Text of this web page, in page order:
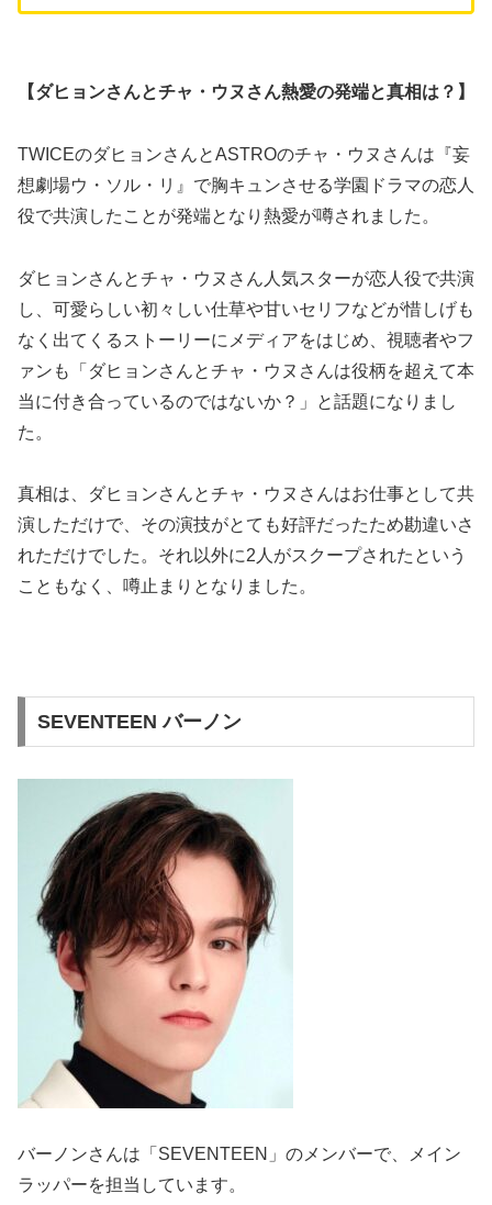
【ダヒョンさんとチャ・ウヌさん熱愛の発端と真相は？】
TWICEのダヒョンさんとASTROのチャ・ウヌさんは『妄
想劇場ウ・ソル・リ』で胸キュンさせる学園ドラマの恋人
役で共演したことが発端となり熱愛が噂されました。
ダヒョンさんとチャ・ウヌさん人気スターが恋人役で共演
し、可愛らしい初々しい仕草や甘いセリフなどが惜しげも
なく出てくるストーリーにメディアをはじめ、視聴者やフ
ァンも「ダヒョンさんとチャ・ウヌさんは役柄を超えて本
当に付き合っているのではないか？」と話題になりまし
た。
真相は、ダヒョンさんとチャ・ウヌさんはお仕事として共
演しただけで、その演技がとても好評だったため勘違いさ
れただけでした。それ以外に2人がスクープされたという
こともなく、噂止まりとなりました。
SEVENTEEN バーノン
バーノンさんは「SEVENTEEN」のメンバーで、メイン
ラッパーを担当しています。